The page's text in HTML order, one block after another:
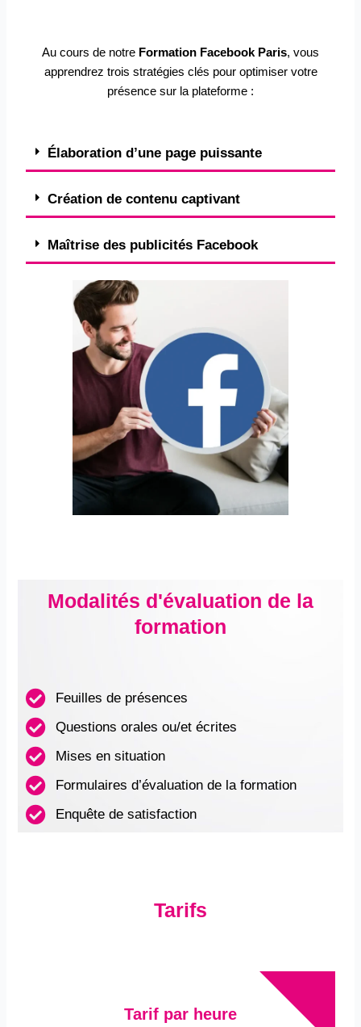
Au cours de notre Formation Facebook Paris, vous
apprendrez trois stratégies clés pour optimiser votre
présence sur la plateforme :
Élaboration d’une page puissante
Création de contenu captivant
Maîtrise des publicités Facebook
Modalités d'évaluation de la
formation
Feuilles de présences
Questions orales ou/et écrites
Mises en situation
Formulaires d’évaluation de la formation
Enquête de satisfaction
Tarifs
Tarif par heure